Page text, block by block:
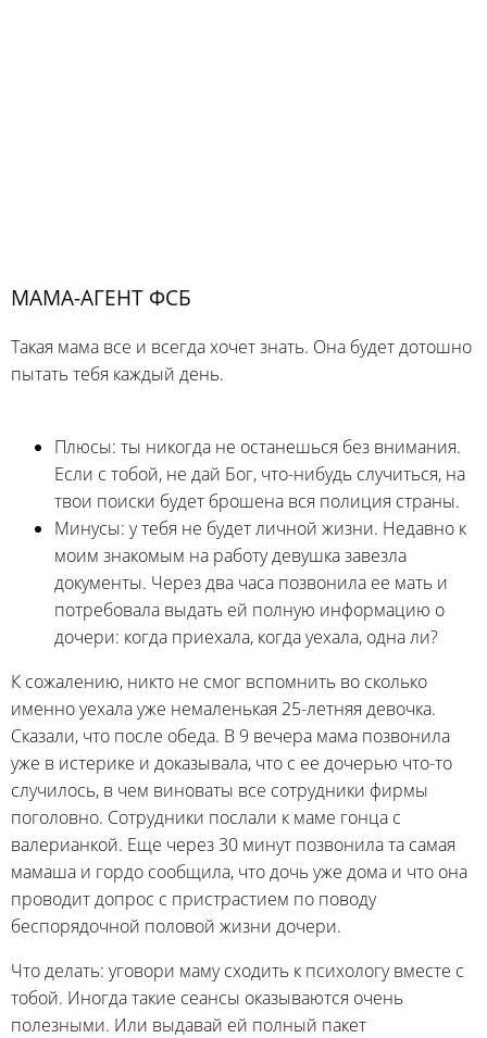
МАМА-АГЕНТ ФСБ
Такая мама все и всегда хочет знать. Она будет дотошно
пытать тебя каждый день.
Плюсы: ты никогда не останешься без внимания.
Если с тобой, не дай Бог, что-нибудь случиться, на
твои поиски будет брошена вся полиция страны.
Минусы: у тебя не будет личной жизни. Недавно к
моим знакомым на работу девушка завезла
документы. Через два часа позвонила ее мать и
потребовала выдать ей полную информацию о
дочери: когда приехала, когда уехала, одна ли?
К сожалению, никто не смог вспомнить во сколько
именно уехала уже немаленькая 25-летняя девочка.
Сказали, что после обеда. В 9 вечера мама позвонила
уже в истерике и доказывала, что с ее дочерью что-то
случилось, в чем виноваты все сотрудники фирмы
поголовно. Сотрудники послали к маме гонца с
валерианкой. Еще через 30 минут позвонила та самая
мамаша и гордо сообщила, что дочь уже дома и что она
проводит допрос с пристрастием по поводу
беспорядочной половой жизни дочери.
Что делать: уговори маму сходить к психологу вместе с
тобой. Иногда такие сеансы оказываются очень
полезными. Или выдавай ей полный пакет